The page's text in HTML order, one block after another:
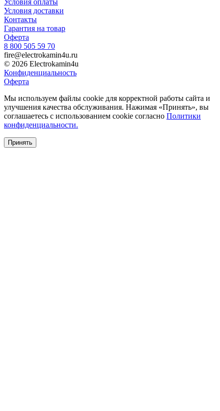
Условия оплаты
Условия доставки
Контакты
Гарантия на товар
Оферта
8 800 505 59 70
fire@electrokamin4u.ru
© 2026 Electrokamin4u
Конфиденциальность
Оферта
Мы используем файлы cookie для корректной работы сайта и
улучшения качества обслуживания. Нажимая «Принять», вы
соглашаетесь с использованием cookie согласно Политики
конфиденциальности.
Принять